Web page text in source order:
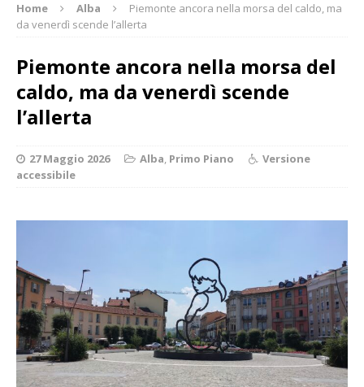
Home Alba
Piemonte ancora nella morsa del caldo, ma
da venerdì scende l’allerta
Piemonte ancora nella morsa del
caldo, ma da venerdì scende
l’allerta
27 Maggio 2026 Alba, Primo Piano
Versione
accessibile